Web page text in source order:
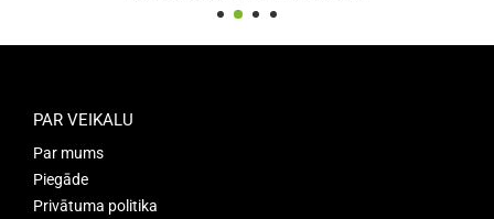
PAR VEIKALU
Par mums
Piegāde
Privātuma politika